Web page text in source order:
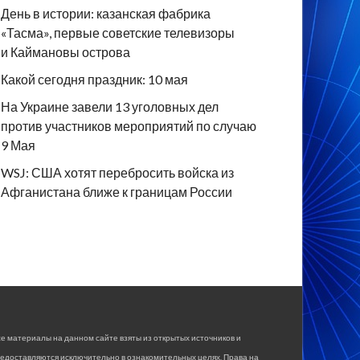
День в истории: казанская фабрика
«Тасма», первые советские телевизоры
и Каймановы острова
Какой сегодня праздник: 10 мая
На Украине завели 13 уголовных дел
против участников мероприятий по случаю
9 Мая
WSJ: США хотят перебросить войска из
Афганистана ближе к границам России
материалы на данном сайте взяты из открытых источников и
исключительно в ознакомительных целях. Права на